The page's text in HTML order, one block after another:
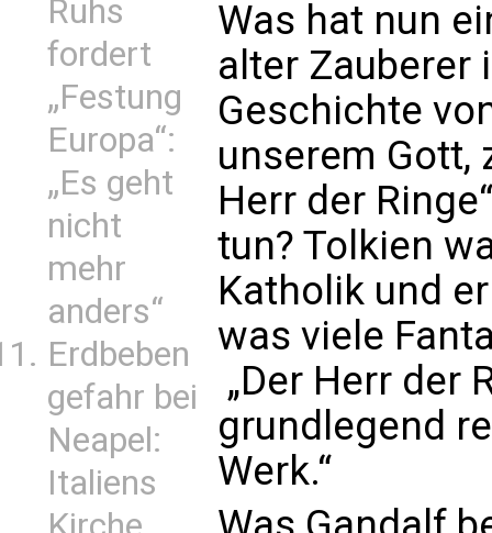
Ruhs
fordert
„Festung
Europa“:
„Es geht
nicht
mehr
anders“
Erdbeben
gefahr bei
Neapel:
Italiens
Was hat nun
alter Zauberer
Geschichte
unserem Gott,
Herr der
tun? Tolkien
Katholik und
was viele
„Der Herr der
grundlegend
Werk.“